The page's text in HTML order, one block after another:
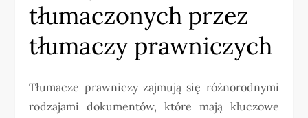
tłumaczonych przez
tłumaczy prawniczych
Tłumacze prawniczy zajmują się różnorodnymi
rodzajami dokumentów, które mają kluczowe